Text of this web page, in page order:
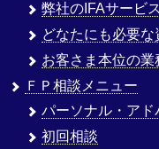
弊社のIFAサービ
どなたにも必要な
お客さま本位の業
ＦＰ相談メニュー
パーソナル・アド
初回相談